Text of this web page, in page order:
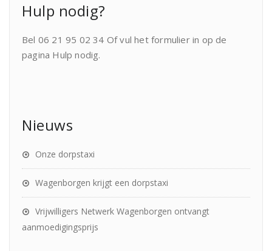
Hulp nodig?
Bel 06 21 95 02 34 Of vul het formulier in op de
pagina Hulp nodig.
Nieuws
Onze dorpstaxi
Wagenborgen krijgt een dorpstaxi
Vrijwilligers Netwerk Wagenborgen ontvangt
aanmoedigingsprijs